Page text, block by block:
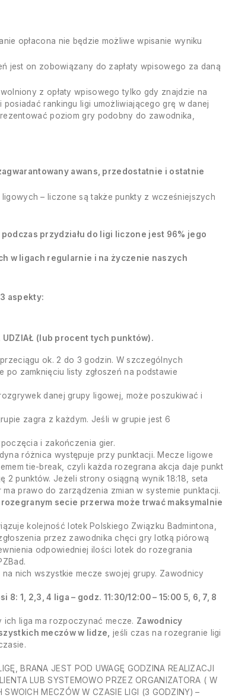
opłacona nie będzie możliwe wpisanie wyniku
jest on zobowiązany do zapłaty wpisowego za daną
z opłaty wpisowego tylko gdy znajdzie na
rankingu ligi umożliwiającego grę w danej
poziom gry podobny do zawodnika,
awans, przedostatnie i ostatnie
– liczone są także punkty z wcześniejszych
przydziału do ligi liczone jest 96% jego
w ligach regularnie i na życzenie naszych
aspekty:
UDZIAŁ (lub procent tych punktów).
ok. 2 do 3 godzin. W szczególnych
po zamknięciu listy zgłoszeń na podstawie
danej grupy ligowej, może poszukiwać i
zagra z każdym. Jeśli w grupie jest 6
i zakończenia gier.
różnica występuje przy punktacji. Mecze ligowe
tie-break, czyli każda rozegrana akcja daje punkt
punktów. Jeżeli strony osiągną wynik 18:18, seta
prawo do zarządzenia zmian w systemie punktacji.
secie przerwa może trwać maksymalnie
kolejność lotek Polskiego Związku Badmintona,
przez zawodnika chęci gry lotką piórową
odpowiedniej ilości lotek do rozegrania
nich wszystkie mecze swojej grupy. Zawodnicy
1, 2,3, 4 liga – godz. 11:30/12:00 – 15:00 5, 6, 7, 8
ich liga ma rozpoczynać mecze. Zawodnicy
meczów w lidze,
jeśli czas na rozegranie ligi
BRANA JEST POD UWAGĘ GODZINA REALIZACJI
LUB SYSTEMOWO PRZEZ ORGANIZATORA ( W
MECZÓW W CZASIE LIGI (3 GODZINY) –